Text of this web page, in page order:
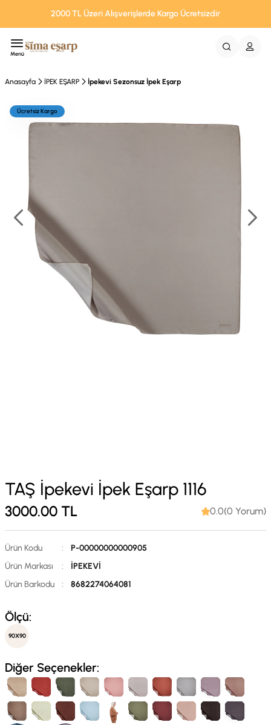
2000 TL Üzeri Alışverişlerde Kargo Ücretsizdir
Menü
Anasayfa İPEK EŞARP İpekevi Sezonsuz İpek Eşarp
Ücretsiz Kargo
TAŞ İpekevi İpek Eşarp 1116
3000.00 TL 0.0(0 Yorum)
Ürün Kodu :
P-00000000000905
Ürün Markası
:
İPEKEVİ
Ürün Barkodu
: 8682274064081
Ölçü:
90X90
Diğer Seçenekler: